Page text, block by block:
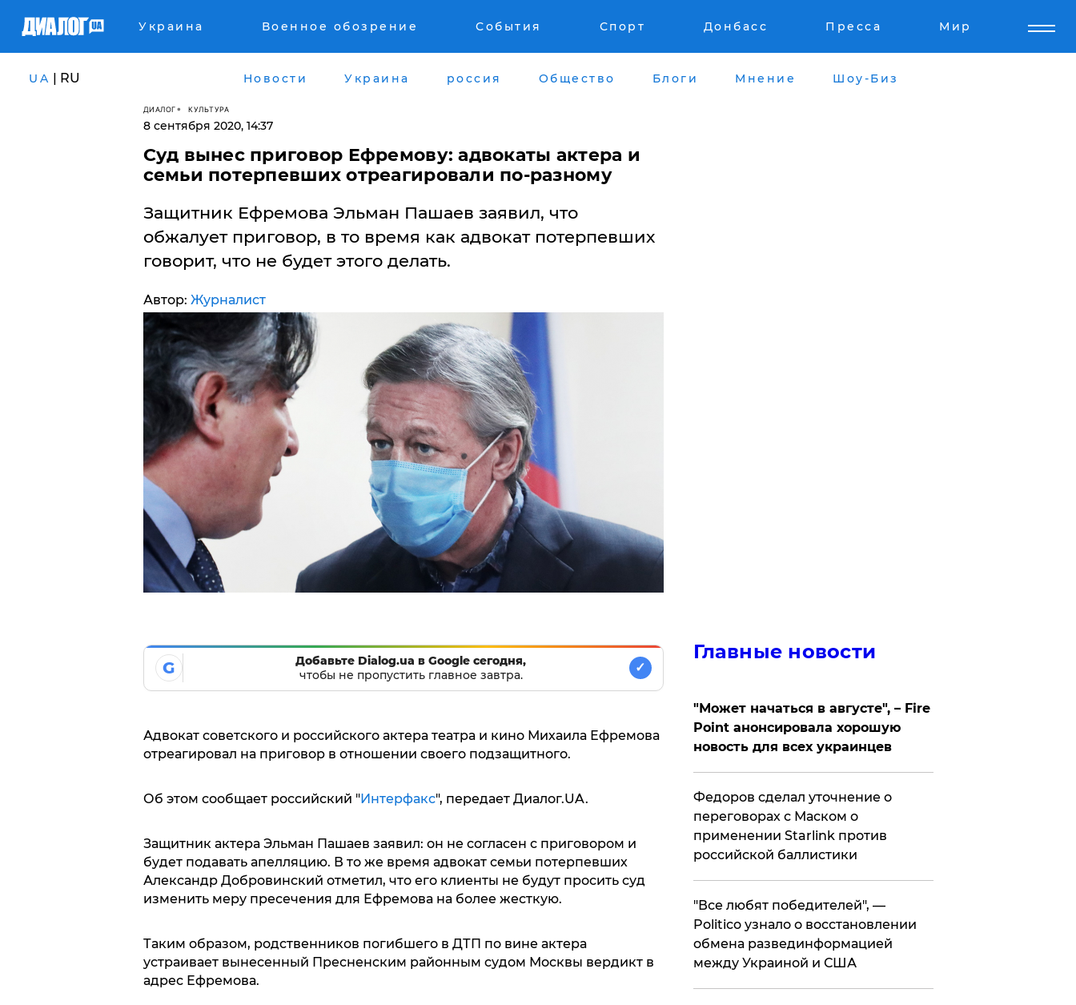
Украина Военное обозрение События Спорт Донбасс Пресса Мир
UA | RU Новости Украина россия Общество Блоги Мнение Шоу-Биз
ДИАЛОГ КУЛЬТУРА
8 сентября 2020, 14:37
Суд вынес приговор Ефремову: адвокаты актера и
семьи потерпевших отреагировали по-разному
Защитник Ефремова Эльман Пашаев заявил, что
обжалует приговор, в то время как адвокат потерпевших
говорит, что не будет этого делать.
Автор: Журналист
G
Добавьте Dialog.ua в Google сегодня,
чтобы не пропустить главное завтра.
✓
Адвокат советского и российского актера театра и кино Михаила Ефремова
отреагировал на приговор в отношении своего подзащитного.
Об этом сообщает российский "Интерфакс", передает Диалог.UA.
Защитник актера Эльман Пашаев заявил: он не согласен с приговором и
будет подавать апелляцию. В то же время адвокат семьи потерпевших
Александр Добровинский отметил, что его клиенты не будут просить суд
изменить меру пресечения для Ефремова на более жесткую.
Таким образом, родственников погибшего в ДТП по вине актера
устраивает вынесенный Пресненским районным судом Москвы вердикт в
адрес Ефремова.
Главные новости
"Может начаться в августе", – Fire
Point анонсировала хорошую
новость для всех украинцев
Федоров сделал уточнение о
переговорах с Маском о
применении Starlink против
российской баллистики
​"Все любят победителей", —
Politico узнало о восстановлении
обмена развединформацией
между Украиной и США